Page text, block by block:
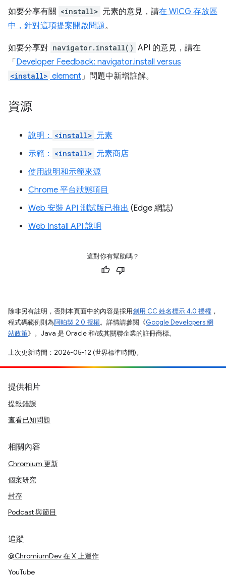
如要分享有關 <install> 元素的意見，請在 WICG 存放區
中，針對這項提案開啟問題。
如要分享對 navigator.install() API 的意見，請在
「 Developer Feedback: navigator.install versus
<install> element」問題中新增註解。
資源
說明： <install> 元素
示範：
<install> 元素商店
使用說明和示範來源
Chrome 平台狀態項目
Web 安裝 API 測試版已推出 (Edge 網誌)
Web Install API 說明
這對你有幫助嗎？
除非另有註明，否則本頁面中的內容是採用創用 CC 姓名標示 4.0 授權 ，
程式碼範例則為阿帕契 2.0 授權。詳情請參閱《Google Developers 網
站政策》。Java 是 Oracle 和/或其關聯企業的註冊商標。
上次更新時間：2026-05-12 (世界標準時間)。
提供相片
提報錯誤
查看已知問題
相關內容
Chromium 更新
個案研究
封存
Podcast 與節目
追蹤
@ChromiumDev 在 X 上運作
YouTube